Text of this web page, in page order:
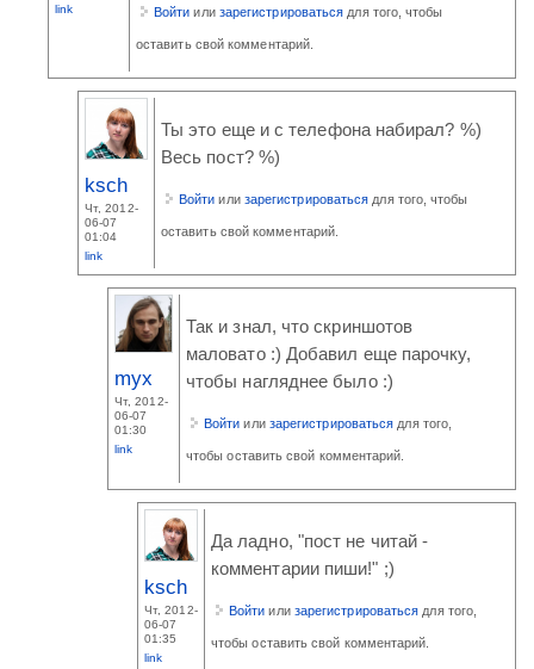
link
Войти или зарегистрироваться для того, чтобы
оставить свой комментарий.
ksch
Чт, 2012-
06-07
01:04
link
Ты это еще и с телефона набирал? %)
Весь пост? %)
Войти или зарегистрироваться для того, чтобы
оставить свой комментарий.
myx
Чт, 2012-
06-07
01:30
link
Так и знал, что скриншотов
маловато :) Добавил еще парочку,
чтобы нагляднее было :)
Войти или зарегистрироваться для того,
чтобы оставить свой комментарий.
ksch
Чт, 2012-
06-07
01:35
link
Да ладно, "пост не читай -
комментарии пиши!" ;)
Войти или зарегистрироваться для того,
чтобы оставить свой комментарий.